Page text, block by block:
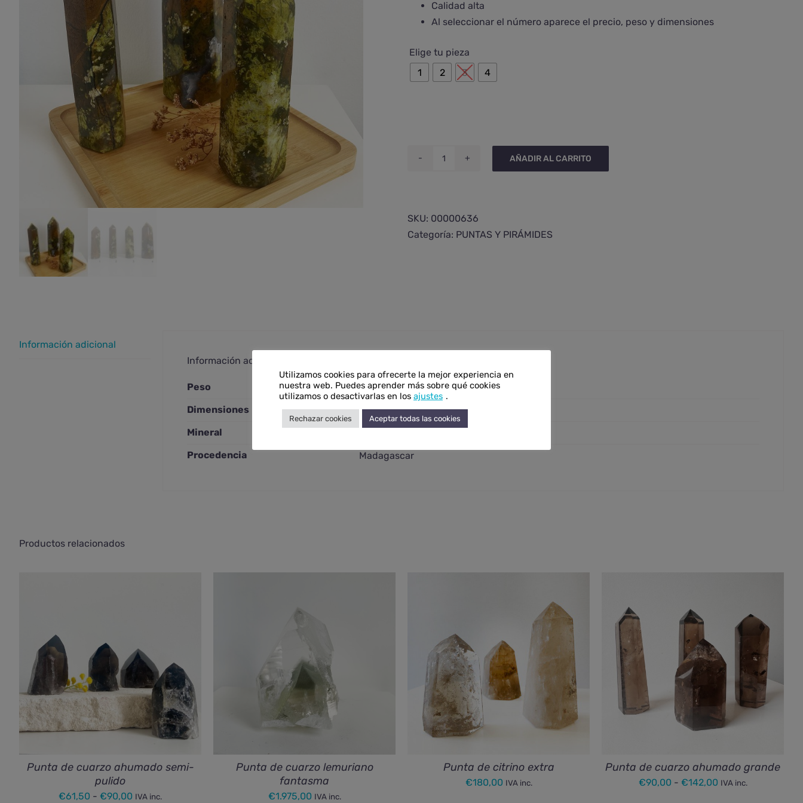
Calidad alta
Al seleccionar el número aparece el precio, peso y dimensiones
Elige tu pieza
1 2 3 4
verde
cantidad
AÑADIR AL CARRITO
SKU: 00000636
Categoría: PUNTAS Y PIRÁMIDES
Información adicional
Información adicional
Peso
N/D
Dimensiones
N/D
Mineral
Procedencia
Madagascar
Productos relacionados
Punta de cuarzo ahumado semi-
pulido
€61,50 - €90,00 Rango
IVA inc.
Punta de cuarzo lemuriano
fantasma
€1.975,00 IVA inc.
Punta de citrino extra
€180,00 IVA inc.
Punta de cuarzo ahumado grande
€90,00 - €142,00Rango
IVA inc.
Utilizamos cookies para ofrecerte la mejor experiencia en
nuestra web. Puedes aprender más sobre qué cookies
utilizamos o desactivarlas en los ajustes .
Rechazar cookies Aceptar todas las cookies